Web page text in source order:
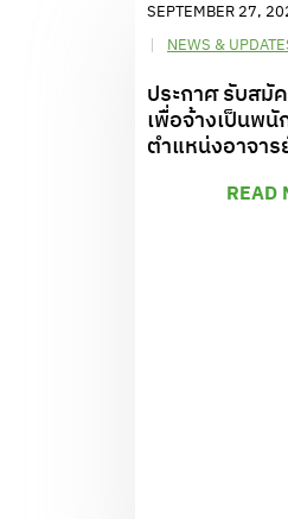
SEPTEMBER 27,
NEWS &
ประกาศ รับสมั
เพื่อจ้างเป็นพ
ตำแหน่งอาจาร
READ